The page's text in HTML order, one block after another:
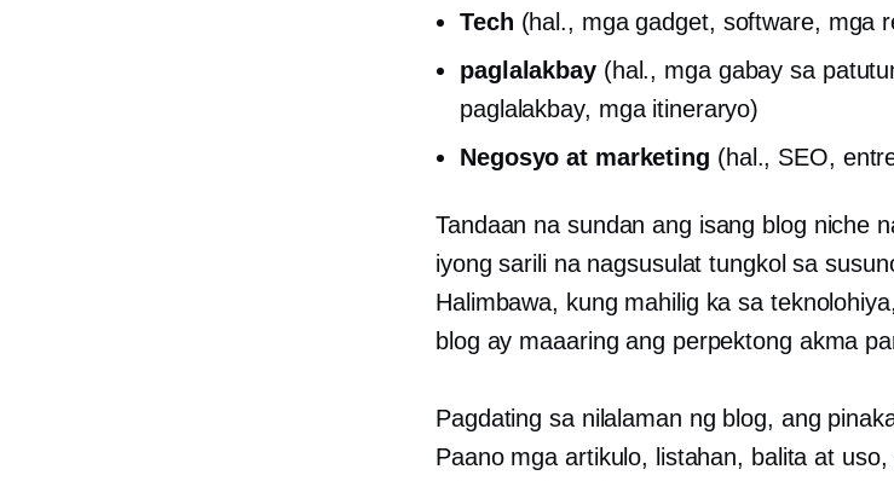
Tech (hal., mga gadget, software, mga
paglalakbay(hal., mga gabay sa
paglalakbay, mga itineraryo)
Negosyo at marketing (hal., SEO,
Tandaan na sundan ang isang blog niche
iyong sarili na nagsusulat tungkol sa
Halimbawa, kung mahilig ka sa
blog ay maaaring ang perpektong akma
Pagdating sa nilalaman ng blog, ang
Paanomga artikulo, listahan, balita at